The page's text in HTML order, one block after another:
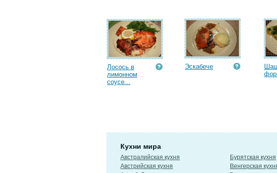
Лосось в
лимонном
соусе...
Эскабече
Кухни мира
Австралийская кухня
Австрийская кухня
Бурятская кухня
Венгерская